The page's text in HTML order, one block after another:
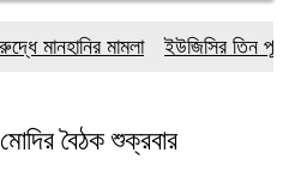
মানহানির মামলা ইউজিসির তিন
বৈঠক শুক্রবার